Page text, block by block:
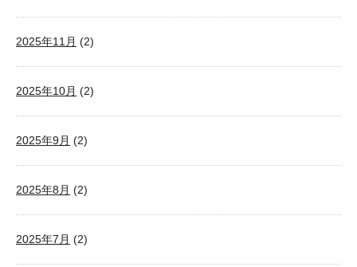
2025年11月 (2)
2025年10月 (2)
2025年9月 (2)
2025年8月 (2)
2025年7月 (2)